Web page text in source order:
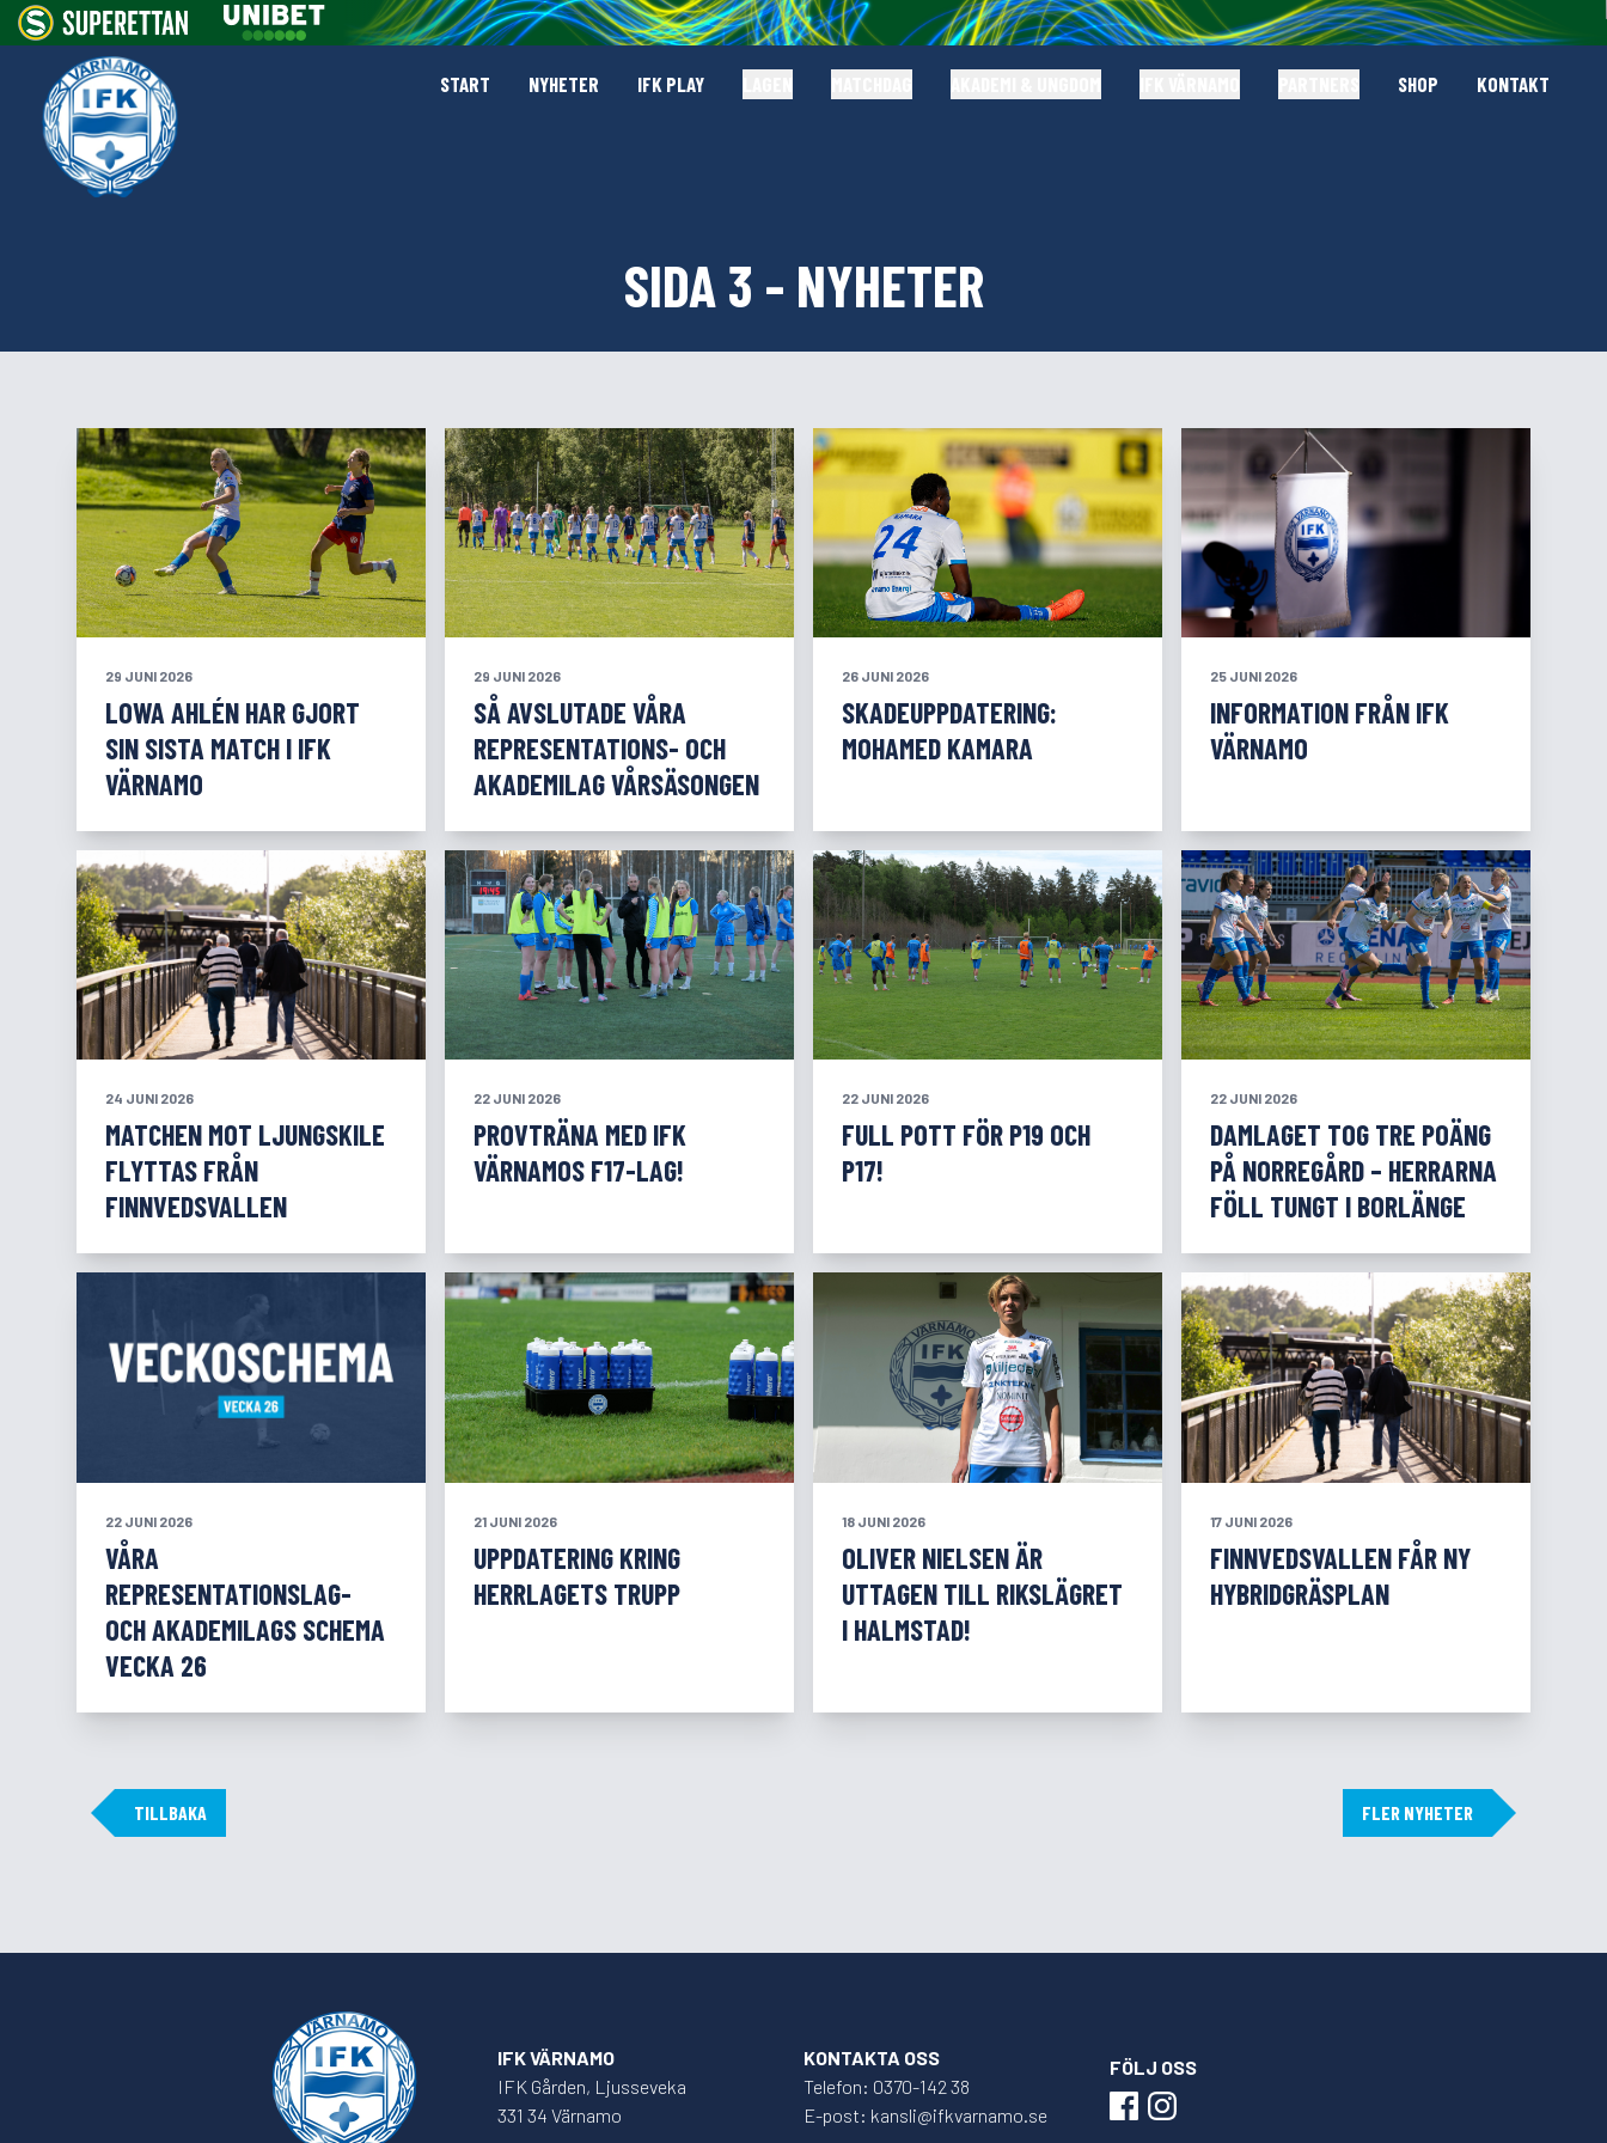
START NYHETER IFK PLAY SHOP KONTAKT
SIDA 3 - NYHETER
29 JUNI 2026
LOWA AHLÉN HAR GJORT
SIN SISTA MATCH I IFK
VÄRNAMO
29 JUNI 2026
SÅ AVSLUTADE VÅRA
REPRESENTATIONS- OCH
AKADEMILAG VÅRSÄSONGEN
26 JUNI 2026
SKADEUPPDATERING:
MOHAMED KAMARA
25 JUNI 2026
INFORMATION FRÅN IFK
VÄRNAMO
24 JUNI 2026
MATCHEN MOT LJUNGSKILE
FLYTTAS FRÅN
FINNVEDSVALLEN
22 JUNI 2026
PROVTRÄNA MED IFK
VÄRNAMOS F17-LAG!
22 JUNI 2026
FULL POTT FÖR P19 OCH
P17!
22 JUNI 2026
DAMLAGET TOG TRE POÄNG
PÅ NORREGÅRD – HERRARNA
FÖLL TUNGT I BORLÄNGE
22 JUNI 2026
VÅRA
REPRESENTATIONSLAG-
OCH AKADEMILAGS SCHEMA
VECKA 26
21 JUNI 2026
UPPDATERING KRING
HERRLAGETS TRUPP
18 JUNI 2026
OLIVER NIELSEN ÄR
UTTAGEN TILL RIKSLÄGRET
I HALMSTAD!
17 JUNI 2026
FINNVEDSVALLEN FÅR NY
HYBRIDGRÄSPLAN
TILLBAKA FLER NYHETER
IFK VÄRNAMO
IFK Gården, Ljusseveka
331 34 Värnamo
KONTAKTA OSS
Telefon: 0370-142 38
E-post: kansli@ifkvarnamo.se
FÖLJ OSS